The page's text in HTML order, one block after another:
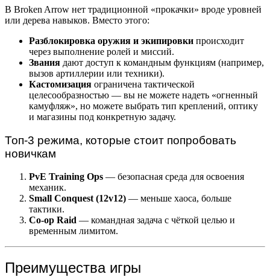
В Broken Arrow нет традиционной «прокачки» вроде уровней
или дерева навыков. Вместо этого:
Разблокировка оружия и экипировки происходит
через выполнение ролей и миссий.
Звания дают доступ к командным функциям (например,
вызов артиллерии или техники).
Кастомизация ограничена тактической
целесообразностью — вы не можете надеть «огненный
камуфляж», но можете выбрать тип креплений, оптику
и магазины под конкретную задачу.
Топ-3 режима, которые стоит попробовать
новичкам
PvE Training Ops — безопасная среда для освоения
механик.
Small Conquest (12v12) — меньше хаоса, больше
тактики.
Co-op Raid — командная задача с чёткой целью и
временным лимитом.
Преимущества игры